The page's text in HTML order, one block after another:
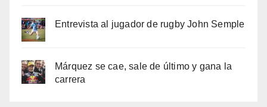
Entrevista al jugador de rugby John Semple
Márquez se cae, sale de último y gana la
carrera